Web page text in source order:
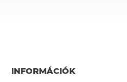
INFORMÁCIÓK